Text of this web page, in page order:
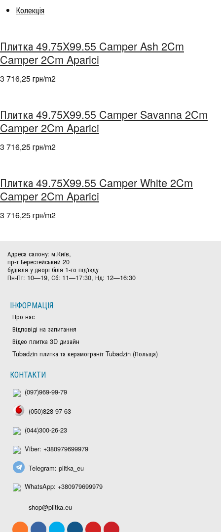
Колекція
Плитка 49.75X99.55 Camper Ash 2Cm
Camper 2Cm Aparici
3 716,25 грн/m2
Плитка 49.75X99.55 Camper Savanna 2Cm
Camper 2Cm Aparici
3 716,25 грн/m2
Плитка 49.75X99.55 Camper White 2Cm
Camper 2Cm Aparici
3 716,25 грн/m2
Адреса салону: м.Київ,
пр-т Берестейський 20
будівля у дворі біля 1-го під'їзду
Пн-Пт: 10—19, Сб: 11—17:30, Нд: 12—16:30
ІНФОРМАЦІЯ
Про нас
Відповіді на запитання
Відео плитка 3D дизайн
Tubadzin плитка та керамограніт Tubadzin (Польща)
КОНТАКТИ
(097)969-99-79
(050)828-97-63
(044)300-26-23
Viber: +380979699979
Telegram: plitka_eu
WhatsApp: +380979699979
shop@plitka.eu